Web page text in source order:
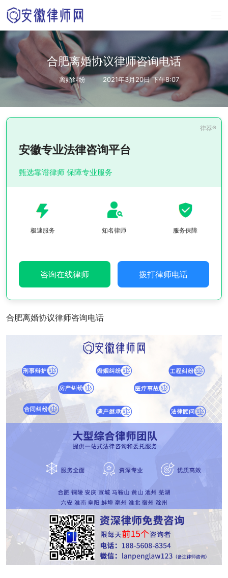
合肥离婚协议律师咨询电话
离婚纠纷 2021年3月20日 下午8:07
安徽专业法律咨询平台
甄选靠谱律师 保障专业服务
极速服务 知名律师 服务保障
咨询在线律师 拨打律师电话
合肥离婚协议律师咨询电话